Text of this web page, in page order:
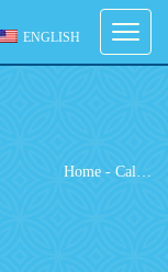
ENGLISH
Toggle
Home - Cal…